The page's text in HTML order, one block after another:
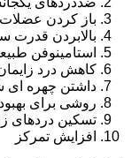
باز کردن
بالابردن قدرت
استامینوفن
کاهش درد
داشتن چهره
روشی برای
تسکین دردهای
افزایش تمرکز